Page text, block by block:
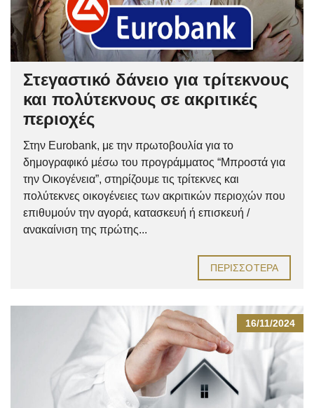
Στεγαστικό δάνειο για τρίτεκνους
και πολύτεκνους σε ακριτικές
περιοχές
Στην Eurobank, με την πρωτοβουλία για το
δημογραφικό μέσω του προγράμματος “Μπροστά για
την Οικογένεια”, στηρίζουμε τις τρίτεκνες και
πολύτεκνες οικογένειες των ακριτικών περιοχών που
επιθυμούν την αγορά, κατασκευή ή επισκευή /
ανακαίνιση της πρώτης...
ΠΕΡΙΣΣΌΤΕΡΑ
16/11/2024